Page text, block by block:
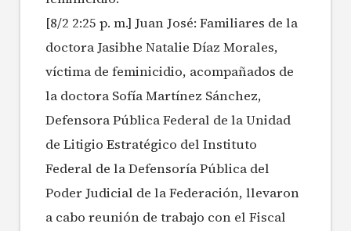
[8/2 2:25 p. m.] Juan José: Familiares de la
doctora Jasibhe Natalie Díaz Morales,
víctima de feminicidio, acompañados de
la doctora Sofía Martínez Sánchez,
Defensora Pública Federal de la Unidad
de Litigio Estratégico del Instituto
Federal de la Defensoría Pública del
Poder Judicial de la Federación, llevaron
a cabo reunión de trabajo con el Fiscal